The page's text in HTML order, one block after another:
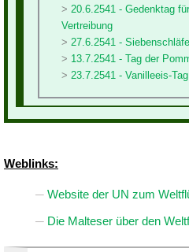
20.6.2541 - Gedenktag
Vertreibung
27.6.2541 -
13.7.2541 - Tag der
23.7.2541 - Vanilleeis-Tag
Weblinks:
Website der UN zum
Die Malteser über den